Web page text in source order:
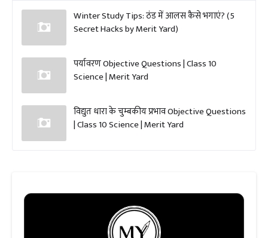
Winter Study Tips: ठंड में आलस कैसे भगाएं? (5
Secret Hacks by Merit Yard)
पर्यावरण Objective Questions | Class 10
Science | Merit Yard
विद्युत धारा के चुम्बकीय प्रभाव Objective Questions
| Class 10 Science | Merit Yard